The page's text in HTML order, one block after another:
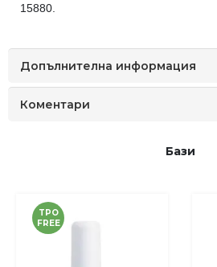
15880.
Допълнителна информация
Коментари
Бази
TPO
FREE